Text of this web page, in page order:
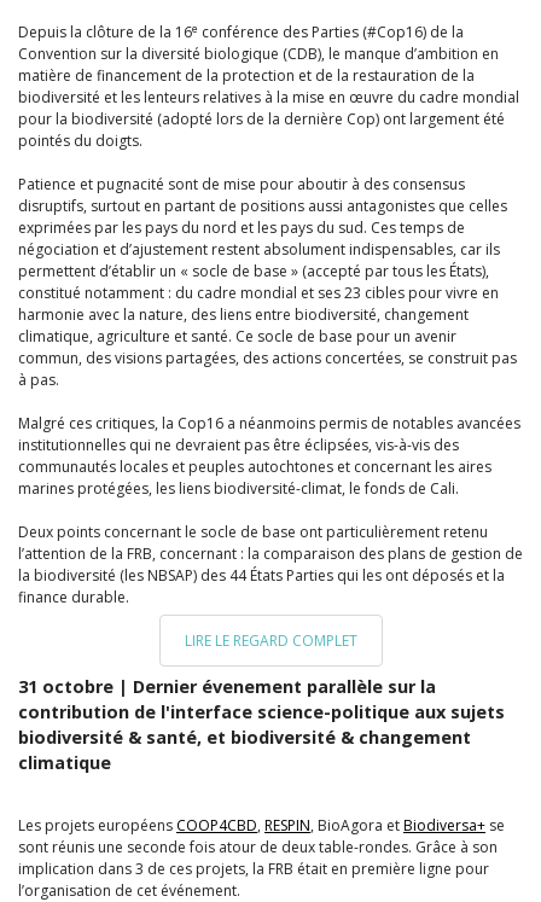
Depuis la clôture de la 16e conférence des Parties (#Cop16) de la
Convention sur la diversité biologique (CDB), le manque d’ambition en
matière de financement de la protection et de la restauration de la
biodiversité et les lenteurs relatives à la mise en œuvre du cadre mondial
pour la biodiversité (adopté lors de la dernière Cop) ont largement été
pointés du doigts.
Patience et pugnacité sont de mise pour aboutir à des consensus
disruptifs, surtout en partant de positions aussi antagonistes que celles
exprimées par les pays du nord et les pays du sud. Ces temps de
négociation et d’ajustement restent absolument indispensables, car ils
permettent d’établir un « socle de base » (accepté par tous les États),
constitué notamment : du cadre mondial et ses 23 cibles pour vivre en
harmonie avec la nature, des liens entre biodiversité, changement
climatique, agriculture et santé. Ce socle de base pour un avenir
commun, des visions partagées, des actions concertées, se construit pas
à pas.
Malgré ces critiques, la Cop16 a néanmoins permis de notables avancées
institutionnelles qui ne devraient pas être éclipsées, vis-à-vis des
communautés locales et peuples autochtones et concernant les aires
marines protégées, les liens biodiversité-climat, le fonds de Cali.
Deux points concernant le socle de base ont particulièrement retenu
l’attention de la FRB, concernant : la comparaison des plans de gestion de
la biodiversité (les NBSAP) des 44 États Parties qui les ont déposés et la
finance durable.
LIRE LE REGARD COMPLET
31 octobre | Dernier évenement parallèle sur la
contribution de l'interface science-politique aux sujets
biodiversité & santé, et biodiversité & changement
climatique
Les projets européens COOP4CBD, RESPIN, BioAgora etBiodiversa+ se
sont réunis une seconde fois atour de deux table-rondes. Grâce à son
implication dans 3 de ces projets, la FRB était en première ligne pour
l’organisation de cet événement.